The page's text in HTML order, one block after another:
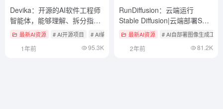
Devika：开源的AI软件工程师
智能体，能够理解、拆分指令
为子任务并编写代码
最新AI资源 # AI开源项目 # AI编程 # 智能体应用
1年前 95.3K
RunDiffusion：云端运行
Stable Diffusion|云端部署SD
按小时计费
最新AI资源 # AI自部署图像生成工具
2年前 81.2K